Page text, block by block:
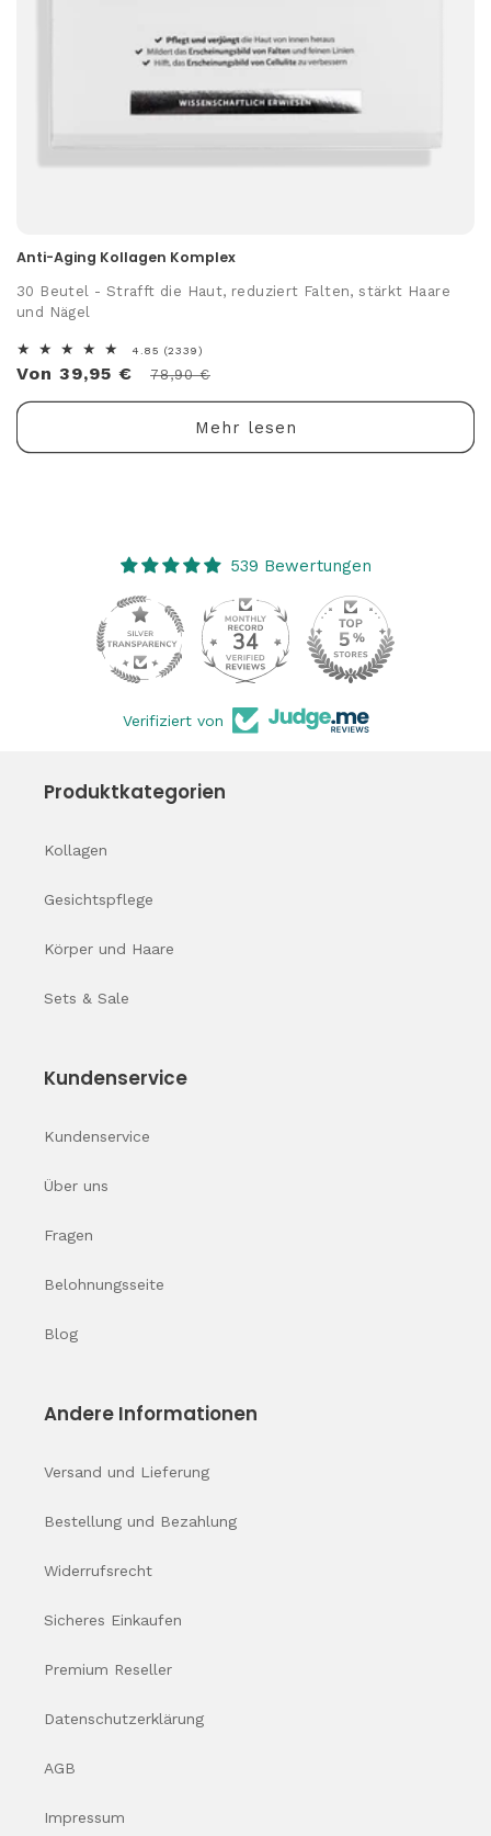
Anti-Aging Kollagen Komplex
30 Beutel - Strafft die Haut, reduziert Falten, stärkt Haare
und Nägel
4.85 (2339)
Bewertungen
Von 39,95 €
Normaler
Preis
78,90 €
Mehr lesen
539 Bewertungen
34
Verifiziert von
Produktkategorien
Kollagen
Gesichtspflege
Körper und Haare
Sets & Sale
Kundenservice
Kundenservice
Über uns
Fragen
Belohnungsseite
Blog
Andere Informationen
Versand und Lieferung
Bestellung und Bezahlung
Widerrufsrecht
Sicheres Einkaufen
Premium Reseller
Datenschutz­erklärung
AGB
Impressum